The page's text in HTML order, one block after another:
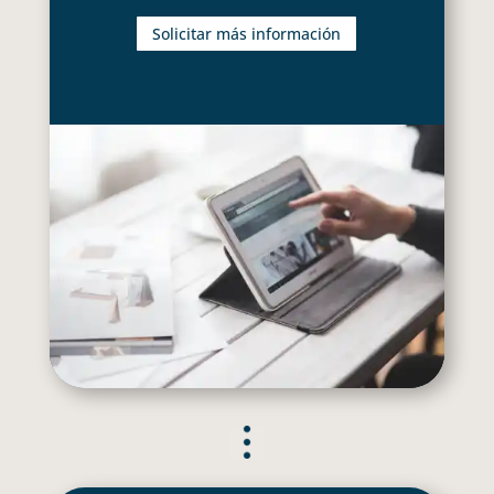
Solicitar más información